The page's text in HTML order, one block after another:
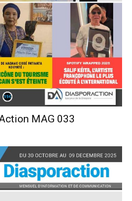
MAG 033